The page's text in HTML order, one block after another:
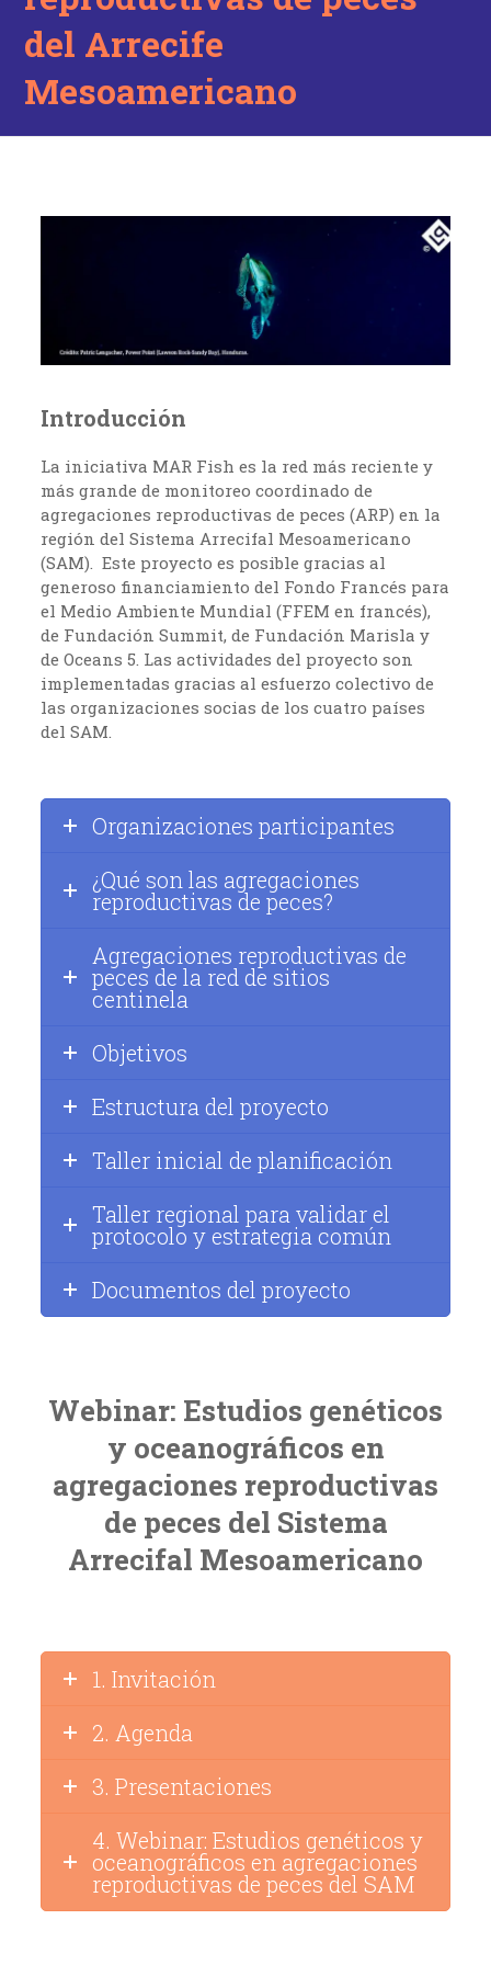
del Arrecife
Mesoamericano
Introducción
La iniciativa MAR Fish es la red más reciente y
más grande de monitoreo coordinado de
agregaciones reproductivas de peces (ARP) en la
región del Sistema Arrecifal Mesoamericano
(SAM). Este proyecto es posible gracias al
generoso financiamiento del Fondo Francés para
el Medio Ambiente Mundial (FFEM en francés),
de Fundación Summit, de Fundación Marisla y
de Oceans 5. Las actividades del proyecto son
implementadas gracias al esfuerzo colectivo de
las organizaciones socias de los cuatro países
del SAM.
Organizaciones participantes
¿Qué son las agregaciones
reproductivas de peces?
Agregaciones reproductivas de
peces de la red de sitios
centinela
Objetivos
Estructura del proyecto
Taller inicial de planificación
Taller regional para validar el
protocolo y estrategia común
Documentos del proyecto
Webinar: Estudios genéticos
y oceanográficos en
agregaciones reproductivas
de peces del Sistema
Arrecifal Mesoamericano
1. Invitación
2. Agenda
3. Presentaciones
4. Webinar: Estudios genéticos y
oceanográficos en agregaciones
reproductivas de peces del SAM